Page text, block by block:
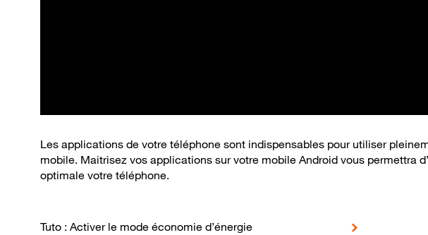
Les applications de votre téléphone sont indispensables pour utiliser
mobile. Maitrisez vos applications sur votre mobile Android vous permettra
optimale votre téléphone.
Tuto : Activer le mode économie d’énergie